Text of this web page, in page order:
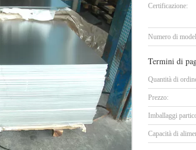
Certificazione:
Numero di
Termini di
Quantità di
Prezzo:
Imballaggi
Capacità di